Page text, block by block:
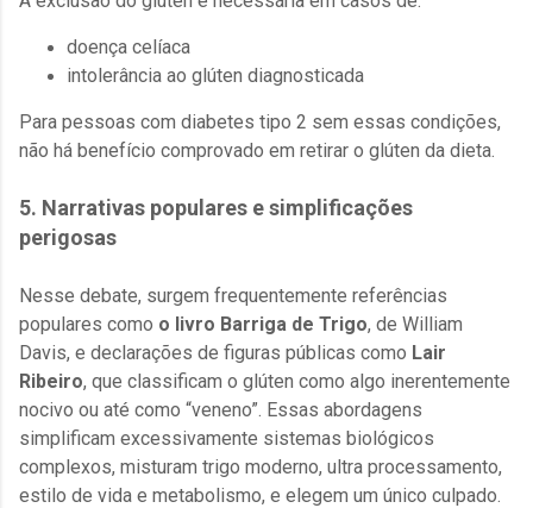
doença celíaca
intolerância ao glúten diagnosticada
Para pessoas com diabetes tipo 2 sem essas condições,
não há benefício comprovado em retirar o glúten da dieta.
5. Narrativas populares e simplificações
perigosas
Nesse debate, surgem frequentemente referências
populares como o livro Barriga de Trigo, de William
Davis, e declarações de figuras públicas como Lair
Ribeiro, que classificam o glúten como algo inerentemente
nocivo ou até como “veneno”. Essas abordagens
simplificam excessivamente sistemas biológicos
complexos, misturam trigo moderno, ultra processamento,
estilo de vida e metabolismo, e elegem um único culpado.